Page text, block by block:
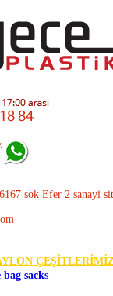
sok Efer 2 sanayi
sacks